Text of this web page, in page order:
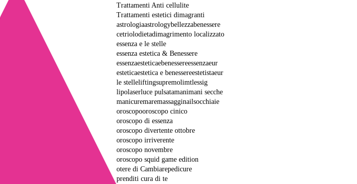
Trattamenti Anti cellulite
Trattamenti estetici dimagranti
astrologiaastrologybellezzabenessere
cetriolodietadimagrimento localizzato
essenza e le stelle
essenza estetica & Benessere
essenzaesteticaebenessereessenzaeur
esteticaestetica e benessereestetistaeur
le stelleliftingsupremolimtlessig
lipolaserluce pulsatamanimani secche
manicuremaremassagginailsocchiaie
oroscopooroscopo cinico
oroscopo di essenza
oroscopo divertente ottobre
oroscopo irriverente
oroscopo novembre
oroscopo squid game edition
otere di Cambiarepedicure
prenditi cura di te